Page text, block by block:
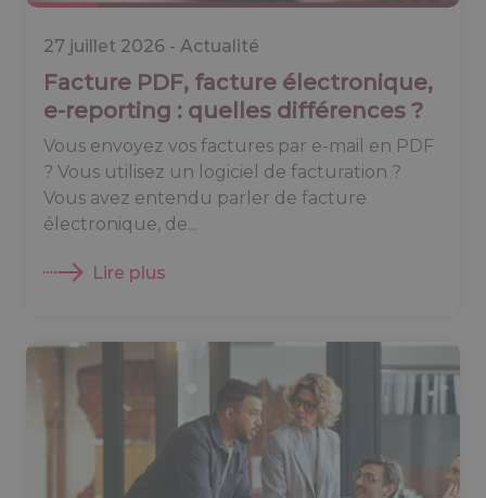
27 juillet 2026 - Actualité
Facture PDF, facture électronique,
e-reporting : quelles différences ?
Vous envoyez vos factures par e-mail en PDF
? Vous utilisez un logiciel de facturation ?
Vous avez entendu parler de facture
électronique, de...
Lire plus